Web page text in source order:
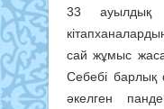
33 ауылдық
сай жұмыс
Себебі барлық
әкелген